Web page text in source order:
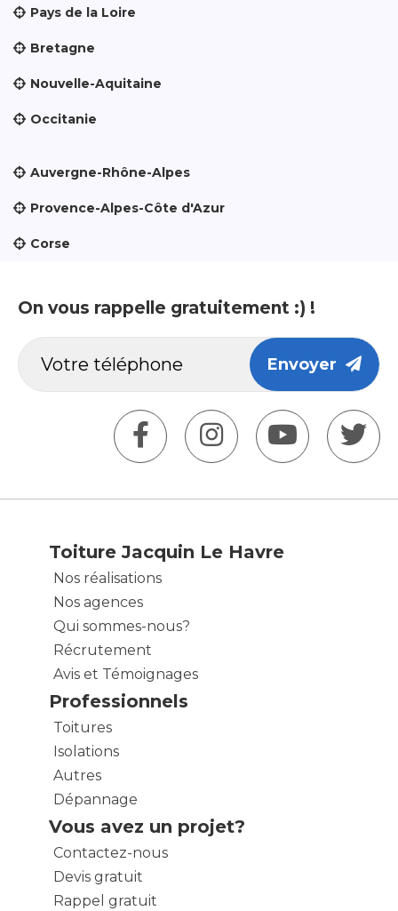
Pays de la Loire
Bretagne
Nouvelle-Aquitaine
Occitanie
Auvergne-Rhône-Alpes
Provence-Alpes-Côte d'Azur
Corse
On vous rappelle gratuitement :) !
Envoyer
Toiture Jacquin Le Havre
Nos réalisations
Nos agences
Qui sommes-nous?
Récrutement
Avis et Témoignages
Professionnels
Toitures
Isolations
Autres
Dépannage
Vous avez un projet?
Contactez-nous
Devis gratuit
Rappel gratuit